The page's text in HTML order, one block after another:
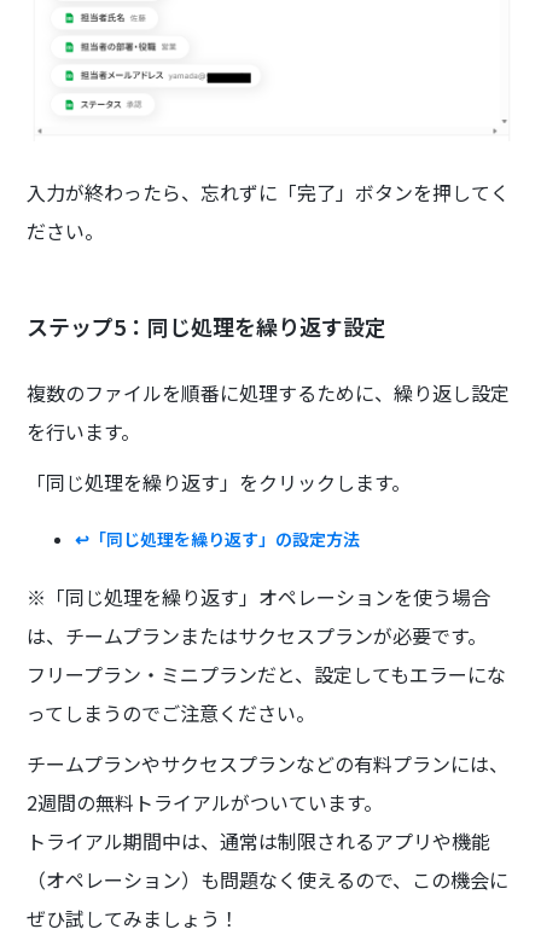
入力が終わったら、忘れずに「完了」ボタンを押してく
ださい。
ステップ5：同じ処理を繰り返す設定
複数のファイルを順番に処理するために、繰り返し設定
を行います。
「同じ処理を繰り返す」をクリックします。
↩️「同じ処理を繰り返す」の設定方法
※「同じ処理を繰り返す」オペレーションを使う場合
は、チームプランまたはサクセスプランが必要です。
フリープラン・ミニプランだと、設定してもエラーにな
ってしまうのでご注意ください。‍
チームプランやサクセスプランなどの有料プランには、
2週間の無料トライアルがついています。
トライアル期間中は、通常は制限されるアプリや機能
（オペレーション）も問題なく使えるので、この機会に
ぜひ試してみましょう！‍